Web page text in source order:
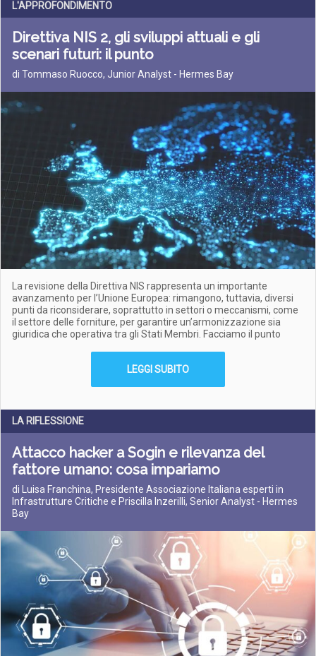
L'APPROFONDIMENTO
Direttiva NIS 2, gli sviluppi attuali e gli
scenari futuri: il punto
di Tommaso Ruocco, Junior Analyst - Hermes Bay
La revisione della Direttiva NIS rappresenta un importante
avanzamento per l’Unione Europea: rimangono, tuttavia, diversi
punti da riconsiderare, soprattutto in settori o meccanismi, come
il settore delle forniture, per garantire un’armonizzazione sia
giuridica che operativa tra gli Stati Membri. Facciamo il punto
LEGGI SUBITO
LA RIFLESSIONE
Attacco hacker a Sogin e rilevanza del
fattore umano: cosa impariamo
di Luisa Franchina, Presidente Associazione Italiana esperti in
Infrastrutture Critiche e Priscilla Inzerilli, Senior Analyst - Hermes
Bay